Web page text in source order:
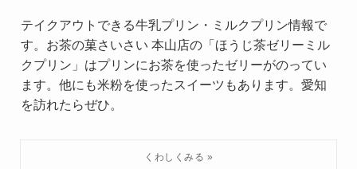
テイクアウトできる牛乳プリン・ミルクプリン情報で
す。お茶の菓さいさい 本山店の「ほうじ茶ゼリーミル
クプリン」はプリンにお茶を使ったゼリーがのってい
ます。他にも米粉を使ったスイーツもあります。愛知
を訪れたらぜひ。